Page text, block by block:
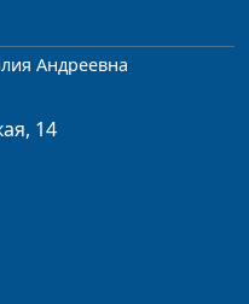
Андреевна
14